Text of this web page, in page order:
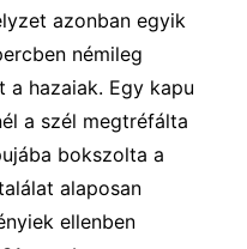
azonban egyik
némileg
a hazaiak. Egy kapu
a szél megtréfálta
bokszolta a
alaposan
ellenben